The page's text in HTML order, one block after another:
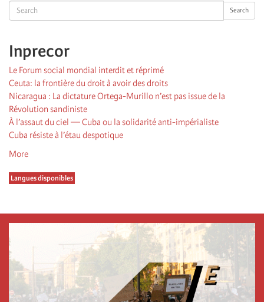
Search Search
Inprecor
Le Forum social mondial interdit et réprimé
Ceuta: la frontière du droit à avoir des droits
Nicaragua : La dictature Ortega-Murillo n’est pas issue de la
Révolution sandiniste
À l’assaut du ciel — Cuba ou la solidarité anti-impérialiste
Cuba résiste à l’étau despotique
More
Langues disponibles